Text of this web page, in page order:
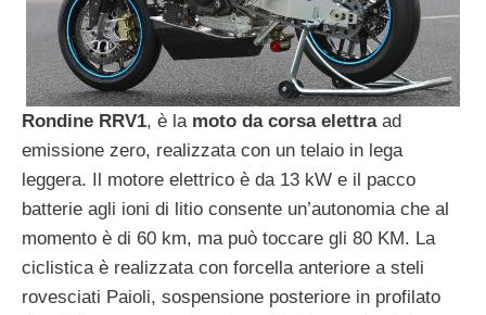
Rondine RRV1, è la moto da corsa elettraad
emissione zero, realizzata con un telaio in lega
leggera. Il motore elettrico è da 13 kW e il pacco
batterie agli ioni di litio consente un’autonomia che al
momento è di 60 km, ma può toccare gli 80 KM. La
ciclistica è realizzata con forcella anteriore a steli
rovesciati Paioli, sospensione posteriore in profilato